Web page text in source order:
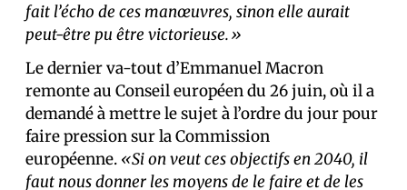
fait l’écho de ces manœuvres, sinon elle aurait
peut-être pu être victorieuse.»
Le dernier va-tout d’Emmanuel Macron
remonte au Conseil européen du 26 juin, où il a
demandé à mettre le sujet à l’ordre du jour pour
faire pression sur la Commission
européenne. «Si on veut ces objectifs en 2040, il
faut nous donner les moyens de le faire et de les